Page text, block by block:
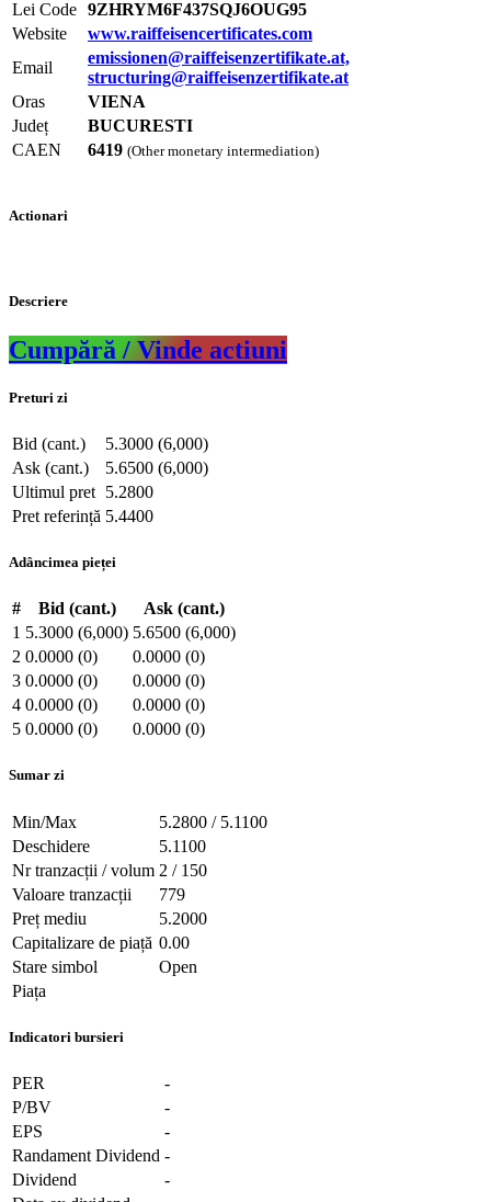
Lei Code 9ZHRYM6F437SQJ6OUG95
Website
www.raiffeisencertificates.com
Email
emissionen@raiffeisenzertifikate.at,
structuring@raiffeisenzertifikate.at
Oras
VIENA
Județ
BUCURESTI
CAEN
6419 (Other monetary intermediation)
Actionari
Descriere
Cumpără / Vinde actiuni
Preturi zi
Bid (cant.)
5.3000 (6,000)
Ask (cant.)
5.6500 (6,000)
Ultimul pret 5.2800
Pret referință 5.4400
Adâncimea pieței
# Bid (cant.)
Ask (cant.)
1 5.3000 (6,000) 5.6500 (6,000)
2 0.0000 (0)
0.0000 (0)
3 0.0000 (0)
0.0000 (0)
4 0.0000 (0)
0.0000 (0)
5 0.0000 (0) 0.0000 (0)
Sumar zi
Min/Max
5.2800 / 5.1100
Deschidere
5.1100
Nr tranzacții / volum 2 / 150
Valoare tranzacții
779
Preț mediu
5.2000
Capitalizare de piață 0.00
Stare simbol
Open
Piața
Indicatori bursieri
PER
-
P/BV
-
EPS
-
Randament Dividend -
Dividend
-